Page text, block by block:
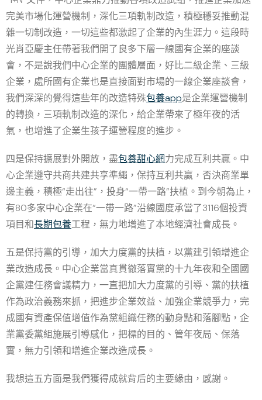
完美市場化運營機制，深化三項軌制改造，積極穩妥推動混
雜一切制改造，一切這些都激起了企業的內生涯力。這段時
光肖亞慶主任帶著我們開了良多下層一線國有企業的座談
會，不是說我們中心企業的團體層面，好比二級企業、三級
企業，處所國有企業也是直接面對市場的一線企業座談會，
我們深深的覺得這些年的改造特殊包養app是企業運營機制
的轉換，三項軌制改造的深化，給企業帶來了極年夜的活
氣，也增進了企業生孩子運營程度的進步。
四是保持擴展對外開放，盡包養甜心網力完成互利共贏。中
心企業遵守共商共建共享準繩，保持互利共贏，否決商業單
邊主義，積極“走出往”，投身“一帶一路”扶植。到今朝為止，
有80多家中心企業在“一帶一路”沿線國度承當了3116個投資
項目和長期包養工程，無力地增進了本地經濟社會成長。
五是保持黨的引導，加大力度黨的扶植，以黨建引領增進企
業改造成長。中心企業當真貫徹落實黨的十九年夜和全國國
企黨建任務會議精力，一直把加大力度黨的引導、黨的扶植
作為政治義務來抓，把進步企業效益、加強企業競爭力，完
成國有資產保值增值作為黨組織任務的動身點和落腳點，企
業黨委黨組施展引導感化，把標的目的、管年夜局、保落
實，無力引領和增進企業改造成長。
我想這五方面是我們獲得成就背后的主要緣由，感謝。